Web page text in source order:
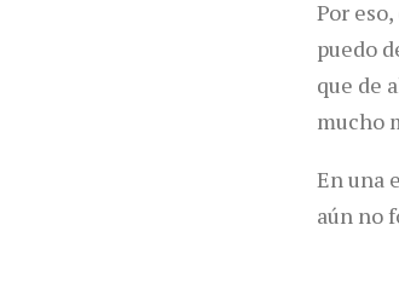
Por
puedo
que de
mucho
En una
aún no